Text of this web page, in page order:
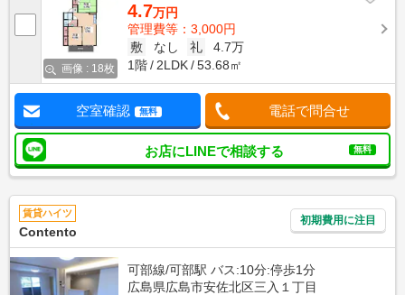
画像 : 18枚
4.7万円
管理費等：3,000円
敷
なし 礼
4.7万
1階
2LDK 53.68㎡
空室確認 無料 電話で問合せ
お店にLINEで相談する 無料
賃貸ハイツ
Contento
初期費用に注目
可部線/可部駅 バス:10分:停歩1分
広島県広島市安佐北区三入１丁目